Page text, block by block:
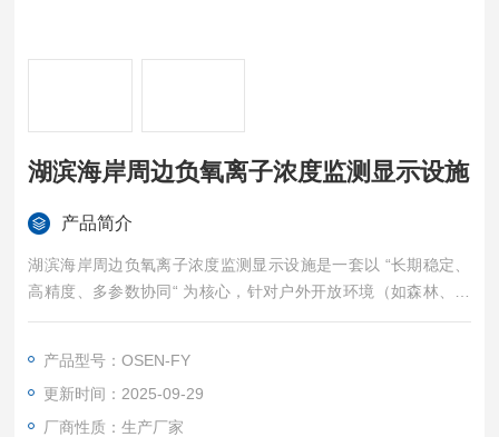
湖滨海岸周边负氧离子浓度监测显示设施
产品简介
湖滨海岸周边负氧离子浓度监测显示设施是一套以 “长期稳定、
高精度、多参数协同“ 为核心，针对户外开放环境（如森林、景
区、公园、山区）设计的专业化负氧离子监测设施，可实时采集
等关联环境参数，通过 “数据采集 - 传输 - 分析 - 展示“ 的全流程
管理，为生态评估、公众服务、产业赋能提供权&威数据支撑。
产品型号：OSEN-FY
更新时间：2025-09-29
厂商性质：生产厂家